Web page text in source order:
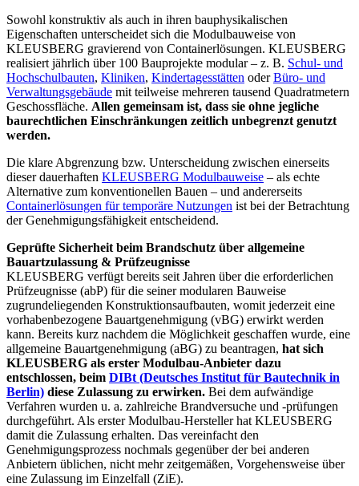
Sowohl konstruktiv als auch in ihren bauphysikalischen
Eigenschaften unterscheidet sich die Modulbauweise von
KLEUSBERG gravierend von Containerlösungen. KLEUSBERG
realisiert jährlich über 100 Bauprojekte modular – z. B. Schul- und
Hochschulbauten, Kliniken, Kindertagesstätten oderBüro- und
Verwaltungsgebäude mit teilweise mehreren tausend Quadratmetern
Geschossfläche. Allen gemeinsam ist, dass sie ohne jegliche
baurechtlichen Einschränkungen zeitlich unbegrenzt genutzt
werden.
Die klare Abgrenzung bzw. Unterscheidung zwischen einerseits
dieser dauerhaften KLEUSBERG Modulbauweise – als echte
Alternative zum konventionellen Bauen – und andererseits
Containerlösungen für temporäre Nutzungen ist bei der Betrachtung
der Genehmigungsfähigkeit entscheidend.
Geprüfte Sicherheit beim Brandschutz über allgemeine
Bauartzulassung & Prüfzeugnisse
KLEUSBERG verfügt bereits seit Jahren über die erforderlichen
Prüfzeugnisse (abP) für die seiner modularen Bauweise
zugrundeliegenden Konstruktionsaufbauten, womit jederzeit eine
vorhabenbezogene Bauartgenehmigung (vBG) erwirkt werden
kann. Bereits kurz nachdem die Möglichkeit geschaffen wurde, eine
allgemeine Bauartgenehmigung (aBG) zu beantragen, hat sich
KLEUSBERG als erster Modulbau-Anbieter dazu
entschlossen, beim DIBt (Deutsches Institut für Bautechnik in
Berlin) diese Zulassung zu erwirken. Bei dem aufwändige
Verfahren wurden u. a. zahlreiche Brandversuche und -prüfungen
durchgeführt. Als erster Modulbau-Hersteller hat KLEUSBERG
damit die Zulassung erhalten. Das vereinfacht den
Genehmigungsprozess nochmals gegenüber der bei anderen
Anbietern üblichen, nicht mehr zeitgemäßen, Vorgehensweise über
eine Zulassung im Einzelfall (ZiE).